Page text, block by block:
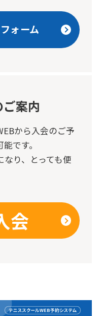
ォーム
案内
から入会のご予
です。
り、とっても便
会